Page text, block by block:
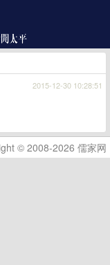
2015-12-30 10:28:51
© 2008-2026 儒家网